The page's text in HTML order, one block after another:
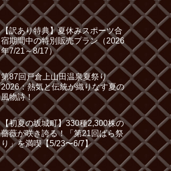
【訳あり特典】夏休みスポーツ合
宿期間中の特別販売プラン（2026
年7/21～8/17）
第87回戸倉上山田温泉夏祭り
2026：熱気と伝統が織りなす夏の
風物詩！
【初夏の坂城町】330種2,300株の
薔薇が咲き誇る！「第21回ばら祭
り」を満喫【5/23〜6/7】